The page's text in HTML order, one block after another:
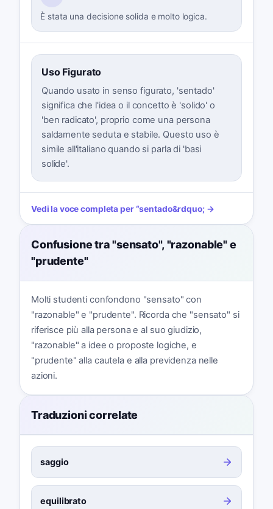
È stata una decisione solida e molto logica.
Uso Figurato
Quando usato in senso figurato, 'sentado'
significa che l'idea o il concetto è 'solido' o
'ben radicato', proprio come una persona
saldamente seduta e stabile. Questo uso è
simile all'italiano quando si parla di 'basi
solide'.
Vedi la voce completa per“sentado&rdquo; →
Confusione tra "sensato", "razonable" e
"prudente"
Molti studenti confondono "sensato" con
"razonable" e "prudente". Ricorda che "sensato" si
riferisce più alla persona e al suo giudizio,
"razonable" a idee o proposte logiche, e
"prudente" alla cautela e alla previdenza nelle
azioni.
Traduzioni correlate
saggio
equilibrato